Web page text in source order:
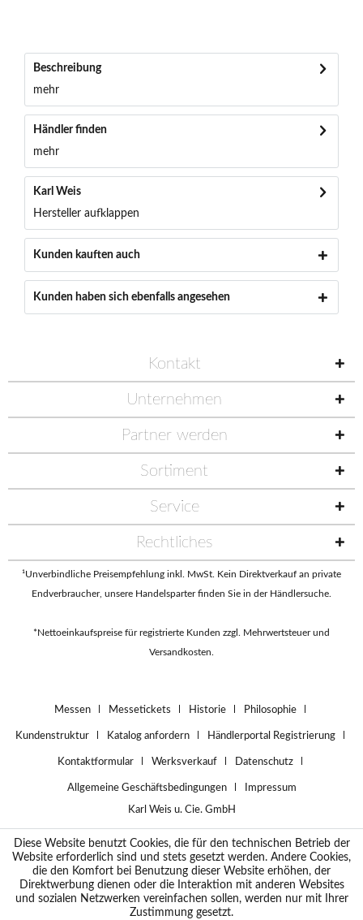
Beschreibung
mehr
Händler finden
mehr
Karl Weis
Hersteller aufklappen
Kunden kauften auch
Kunden haben sich ebenfalls angesehen
Rechtliches
Unternehmen
Partner werden
Kontakt
Sortiment
Service
¹Unverbindliche Preisempfehlung inkl. MwSt. Kein Direktverkauf an private
Endverbraucher, unsere Handelsparter finden Sie in der Händlersuche
*Nettoeinkaufspreise für registrierte Kunden zzgl. Mehrwertsteuer und
Versandkosten.
Messen Messetickets Historie Philosophie
Kundenstruktur Katalog anfordern Händlerportal Registrierung
Kontaktformular Werksverkauf Datenschutz
Allgemeine Geschäftsbedingungen Impressum
Karl Weis u. Cie. GmbH
Diese Website benutzt Cookies, die für den technischen Betrieb der
Website erforderlich sind und stets gesetzt werden. Andere Cookies,
die den Komfort bei Benutzung dieser Website erhöhen, der
Direktwerbung dienen oder die Interaktion mit anderen Websites
und sozialen Netzwerken vereinfachen sollen, werden nur mit Ihrer
Zustimmung gesetzt.